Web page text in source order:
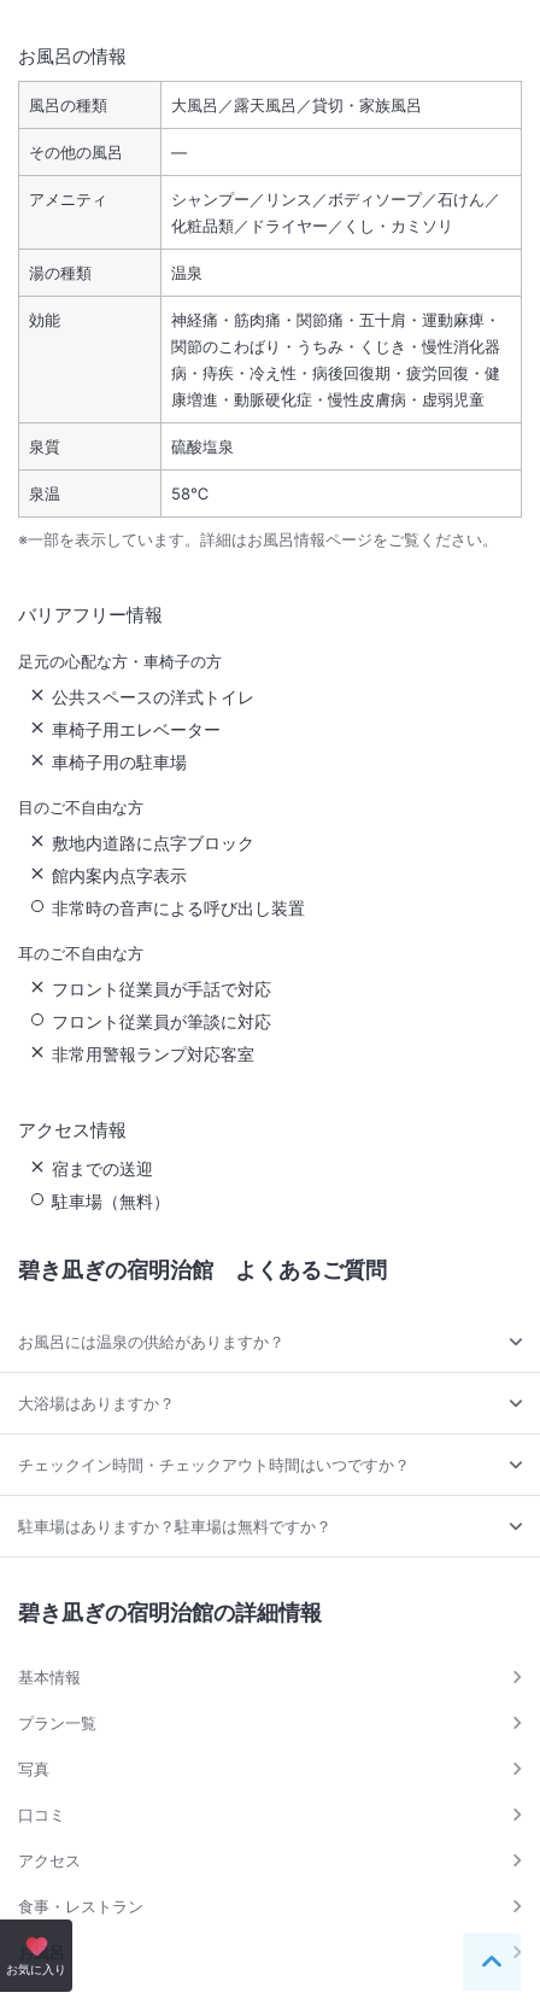
お風呂の情報
風呂の種類 大風呂／露天風呂／貸切・家族風呂
その他の風呂 ―
アメニティ
シャンプー／リンス／ボディソープ／石けん／
化粧品類／ドライヤー／くし・カミソリ
湯の種類 温泉
効能
神経痛・筋肉痛・関節痛・五十肩・運動麻痺・
関節のこわばり・うちみ・くじき・慢性消化器
病・痔疾・冷え性・病後回復期・疲労回復・健
康増進・動脈硬化症・慢性皮膚病・虚弱児童
泉質 硫酸塩泉
泉温 58℃
※一部を表示しています。詳細はお風呂情報ページをご覧ください。
バリアフリー情報
足元の心配な方・車椅子の方
公共スペースの洋式トイレ
車椅子用エレベーター
車椅子用の駐車場
目のご不自由な方
敷地内道路に点字ブロック
館内案内点字表示
非常時の音声による呼び出し装置
耳のご不自由な方
フロント従業員が手話で対応
フロント従業員が筆談に対応
非常用警報ランプ対応客室
アクセス情報
宿までの送迎
駐車場（無料）
お気に入り ペー
碧き凪ぎの宿明治館 よくあるご質問
お風呂には温泉の供給がありますか？
大浴場はありますか？
チェックイン時間・チェックアウト時間はいつですか？
駐車場はありますか？駐車場は無料ですか？
碧き凪ぎの宿明治館の詳細情報
基本情報
プラン一覧
写真
口コミ
アクセス
食事・レストラン
お風呂